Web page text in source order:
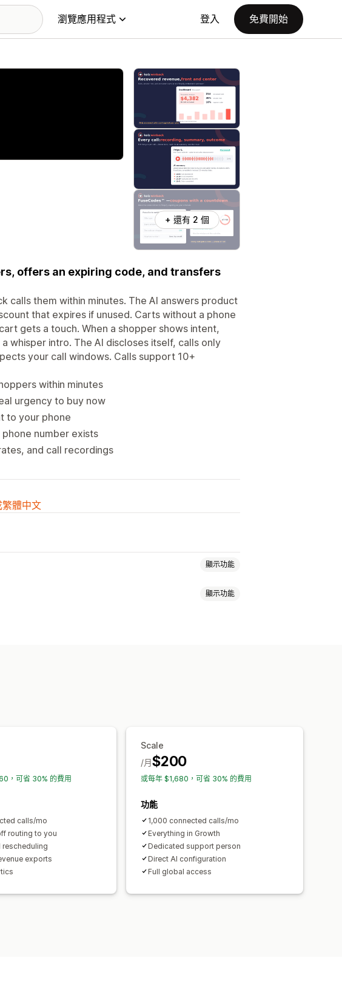
瀏覽應用程式 登入 免費開始
+ 還有 2 個
offers an expiring code, and transfers
calls them within minutes. The AI answers product
that expires if unused. Carts without a phone
gets a touch. When a shopper shows intent,
whisper intro. The AI discloses itself, calls only
your call windows. Calls support 10+
within minutes
urgency to buy now
to your phone
number exists
and call recordings
體中文
顯示功能
顯示功能
，可省 30% 的費用
calls/mo
routing to you
rescheduling
exports
Scale
$200
/月
或每年 $1,680，可省 30% 的費用
功能
1,000 connected calls/mo
Everything in Growth
Dedicated support person
Direct AI configuration
Full global access